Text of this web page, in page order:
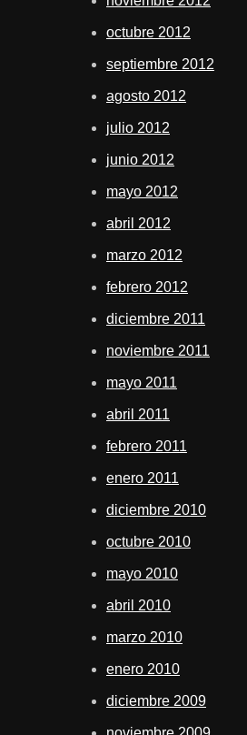
octubre 2012
septiembre 2012
agosto 2012
julio 2012
junio 2012
mayo 2012
abril 2012
marzo 2012
febrero 2012
diciembre 2011
noviembre 2011
mayo 2011
abril 2011
febrero 2011
enero 2011
diciembre 2010
octubre 2010
mayo 2010
abril 2010
marzo 2010
enero 2010
diciembre 2009